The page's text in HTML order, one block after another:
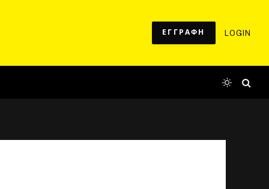
ΕΓΓΡΑΦΗ LOGIN